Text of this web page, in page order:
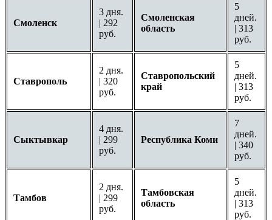
Смоленск
3 дня.
| 292
руб.
Смоленская
область
5
дней.
| 313
руб.
Ставрополь
2 дня.
| 320
руб.
Ставропольский
край
5
дней.
| 313
руб.
Сыктывкар
4 дня.
| 299
руб.
Республика Коми
7
дней.
| 340
руб.
Тамбов
2 дня.
| 299
руб.
Тамбовская
область
5
дней.
| 313
руб.